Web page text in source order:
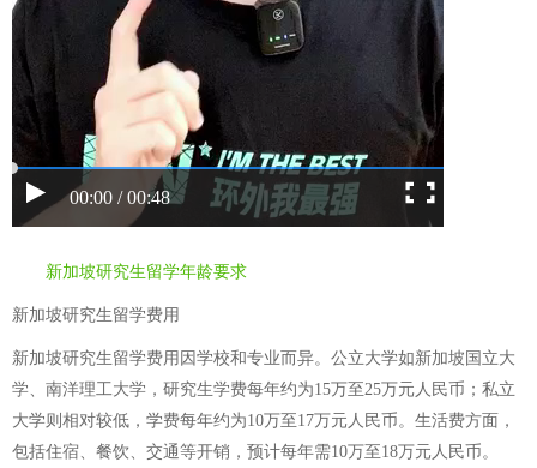
00:00 / 00:48
新加坡研究生留学年龄要求
新加坡研究生留学费用
新加坡研究生留学费用因学校和专业而异。公立大学如新加坡国立大
学、南洋理工大学，研究生学费每年约为15万至25万元人民币；私立
大学则相对较低，学费每年约为10万至17万元人民币。生活费方面，
包括住宿、餐饮、交通等开销，预计每年需10万至18万元人民币。